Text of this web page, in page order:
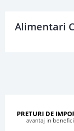
Alimentari
PRETURI DE
avantaj in